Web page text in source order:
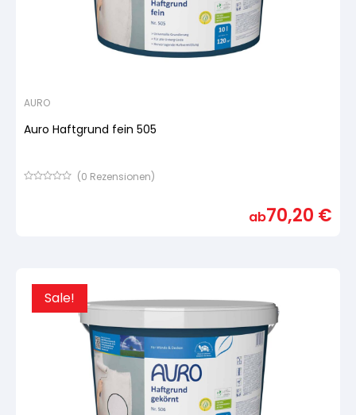
AURO
Auro Haftgrund fein 505
(0 Rezensionen)
ab70,20 €
Sale!